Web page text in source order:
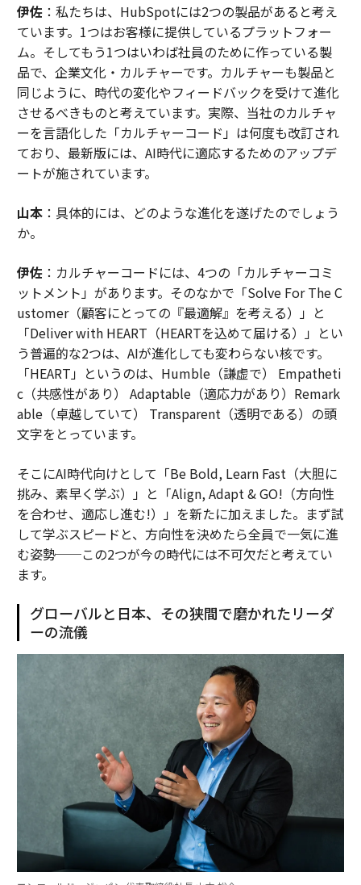
伊佐：私たちは、HubSpotには2つの製品があると考え
ています。1つはお客様に提供しているプラットフォー
ム。そしてもう1つはいわば社員のために作っている製
品で、企業文化・カルチャーです。カルチャーも製品と
同じように、時代の変化やフィードバックを受けて進化
させるべきものと考えています。実際、当社のカルチャ
ーを言語化した「カルチャーコード」は何度も改訂され
ており、最新版には、AI時代に適応するためのアップデ
ートが施されています。
山本：具体的には、どのような進化を遂げたのでしょう
か。
伊佐：カルチャーコードには、4つの「カルチャーコミ
ットメント」があります。そのなかで「Solve For The C
ustomer（顧客にとっての『最適解』を考える）」と
「Deliver with HEART（HEARTを込めて届ける）」とい
う普遍的な2つは、AIが進化しても変わらない核です。
「HEART」というのは、Humble（謙虚で） Empatheti
c（共感性があり） Adaptable（適応力があり）Remark
able（卓越していて） Transparent（透明である）の頭
文字をとっています。
そこにAI時代向けとして「Be Bold, Learn Fast（大胆に
挑み、素早く学ぶ）」と「Align, Adapt & GO!（方向性
を合わせ、適応し進む!）」を新たに加えました。まず試
して学ぶスピードと、方向性を決めたら全員で一気に進
む姿勢──この2つが今の時代には不可欠だと考えてい
ます。
グローバルと日本、その狭間で磨かれたリーダ
ーの流儀